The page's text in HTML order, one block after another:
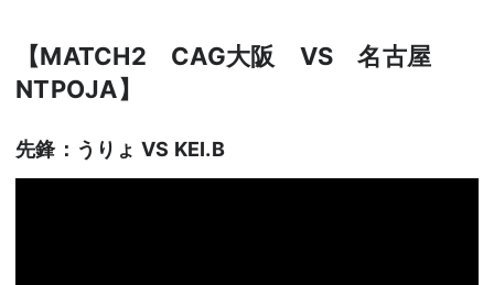
【MATCH2 CAG大阪 VS 名古屋
NTPOJA】
先鋒：うりょ VS KEI.B